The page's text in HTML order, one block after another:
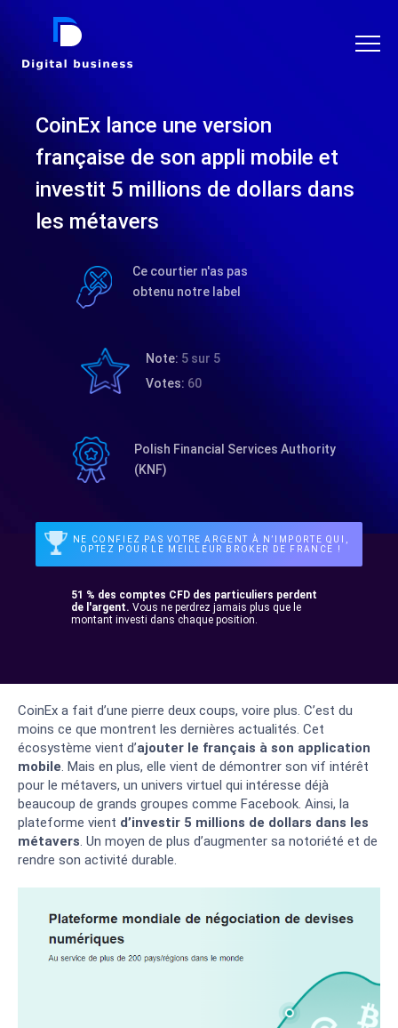
DIGITAL BUSINESS
CoinEx lance une version
française de son appli mobile et
investit 5 millions de dollars dans
les métavers
Ce courtier n'as pas
obtenu notre label
Note: 5 sur 5
Votes: 60
Polish Financial Services Authority
(KNF)
NE CONFIEZ PAS VOTRE ARGENT À N’IMPORTE QUI,
OPTEZ POUR LE MEILLEUR BROKER DE FRANCE !
51 % des comptes CFD des particuliers perdent
de l'argent. Vous ne perdrez jamais plus que le
montant investi dans chaque position.
CoinEx a fait d’une pierre deux coups, voire plus. C’est du
moins ce que montrent les dernières actualités. Cet
écosystème vient d’ajouter le français à son application
mobile. Mais en plus, elle vient de démontrer son vif intérêt
pour le métavers, un univers virtuel qui intéresse déjà
beaucoup de grands groupes comme Facebook. Ainsi, la
plateforme vient d’investir 5 millions de dollars dans les
métavers. Un moyen de plus d’augmenter sa notoriété et de
rendre son activité durable.